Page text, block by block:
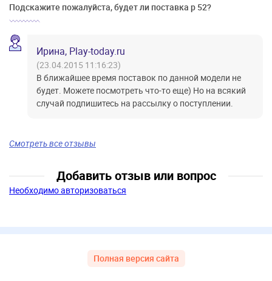
Подскажите пожалуйста, будет ли поставка р 52?
Ирина, Play-today.ru
(23.04.2015 11:16:23)
В ближайшее время поставок по данной модели не
будет. Можете посмотреть что-то еще) Но на всякий
случай подпишитесь на рассылку о поступлении.
Смотреть все отзывы
Добавить отзыв или вопрос
Необходимо авторизоваться
Полная версия сайта